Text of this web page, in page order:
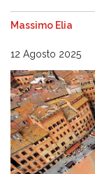
Massimo Elia
12 Agosto 2025